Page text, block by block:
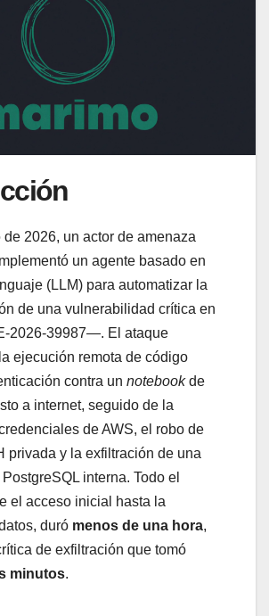
de 2026, un actor de amenaza
un agente basado en
(LLM) para automatizar la
de una vulnerabilidad crítica en
2026-39987—. El ataque
ejecución remota de código
contra un notebookde
a internet, seguido de la
de AWS, el robo de
privada y la exfiltración de una
interna. Todo el
el acceso inicial hasta la
duró menos de una hora,
de exfiltración que tomó
minutos.